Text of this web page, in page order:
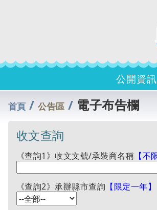
公開資訊
首頁 /公告區 / 電子布告欄
收文查詢
《查詢1》收文文號/承裝商名稱 【不
《查詢2》承辦縣市查詢 【限定一年】